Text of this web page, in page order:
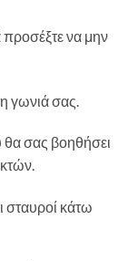
προσέξτε να μην
γωνιά σας.
σας βοηθήσει
σταυροί κάτω